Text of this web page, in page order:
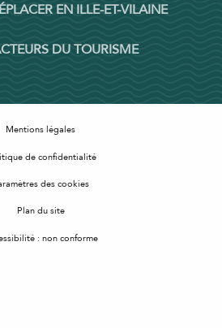
EN ILLE-ET-VILAINE
DU TOURISME
Mentions légales
de confidentialité
des cookies
Plan du site
: non conforme